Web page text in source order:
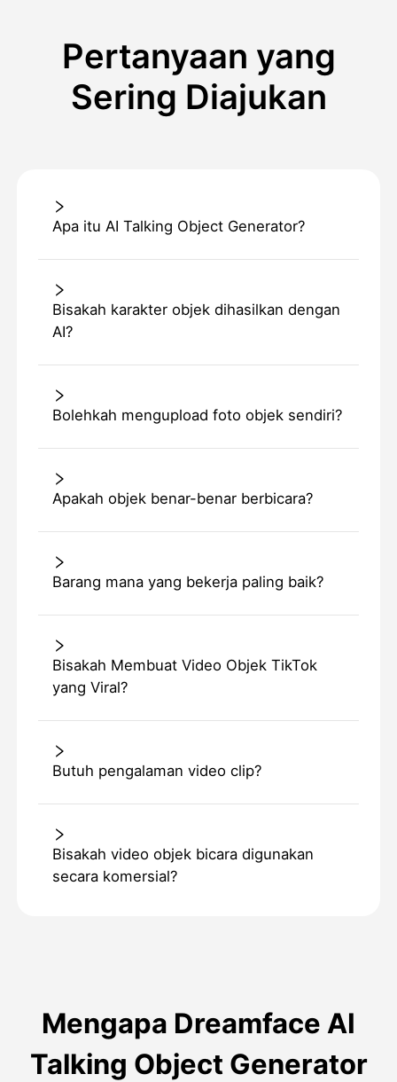
Pertanyaan yang
Sering Diajukan
Apa itu AI Talking Object Generator?
Bisakah karakter objek dihasilkan dengan
AI?
Bolehkah mengupload foto objek sendiri?
Apakah objek benar-benar berbicara?
Barang mana yang bekerja paling baik?
Bisakah Membuat Video Objek TikTok
yang Viral?
Butuh pengalaman video clip?
Bisakah video objek bicara digunakan
secara komersial?
Mengapa Dreamface AI
Talking Object Generator